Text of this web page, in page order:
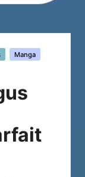
Manga